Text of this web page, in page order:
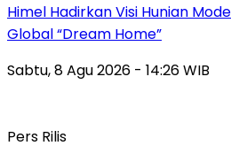
Himel Hadirkan Visi Hunian
Global “Dream Home”
Sabtu, 8 Agu 2026 - 14:26 WIB
Pers Rilis